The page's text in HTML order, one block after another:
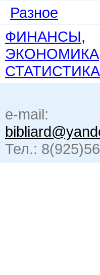
Разное
ФИНАНСЫ,
СТАТИСТИКА
e-mail:
Тел.: